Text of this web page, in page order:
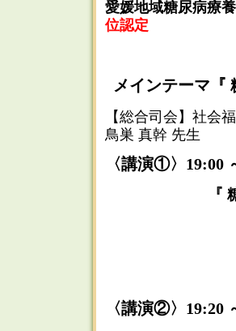
愛媛地域糖尿病療
位認定
メインテーマ『
【総合司会】社会
鳥巣 真幹 先生
〈講演①〉19:00
『
〈講演②〉19:20